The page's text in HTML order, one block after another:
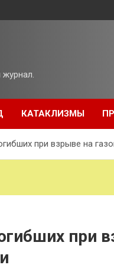
КАТАКЛИЗМЫ
при взрыве на
при